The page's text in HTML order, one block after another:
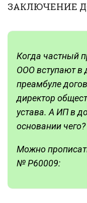
ЗАКЛЮЧЕНИЕ
Когда частный
ООО вступают в
преамбуле
директор
устава. А ИП в
основании чего?
Можно
№ Р60009: